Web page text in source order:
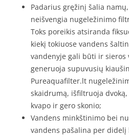
Padarius gręžinį šalia
neišvengia nugeležinimo
Toks poreikis atsiranda
kiekį tokiuose vandens
vandenyje gali būti ir sieros
generuoja supuvusių
Pureaquafilter.lt
skaidrumą, išfiltruoja
kvapo ir gero skonio;
Vandens minkštinimo bei
vandens pašalina per didelį